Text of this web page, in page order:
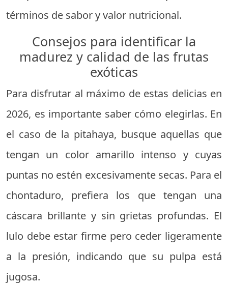
términos de sabor y valor nutricional.
Consejos para identificar la
madurez y calidad de las frutas
exóticas
Para disfrutar al máximo de estas delicias en
2026, es importante saber cómo elegirlas. En
el caso de la pitahaya, busque aquellas que
tengan un color amarillo intenso y cuyas
puntas no estén excesivamente secas. Para el
chontaduro, prefiera los que tengan una
cáscara brillante y sin grietas profundas. El
lulo debe estar firme pero ceder ligeramente
a la presión, indicando que su pulpa está
jugosa.